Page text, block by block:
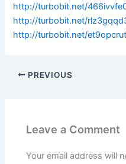
http://turbobit.net/
http://turbobit.net/
http://turbobit.net/
PREVIOUS
Leave a Comment
Your email address will